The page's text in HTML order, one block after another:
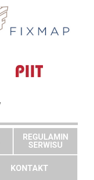
REGULAMIN
SERWISU
KONTAKT